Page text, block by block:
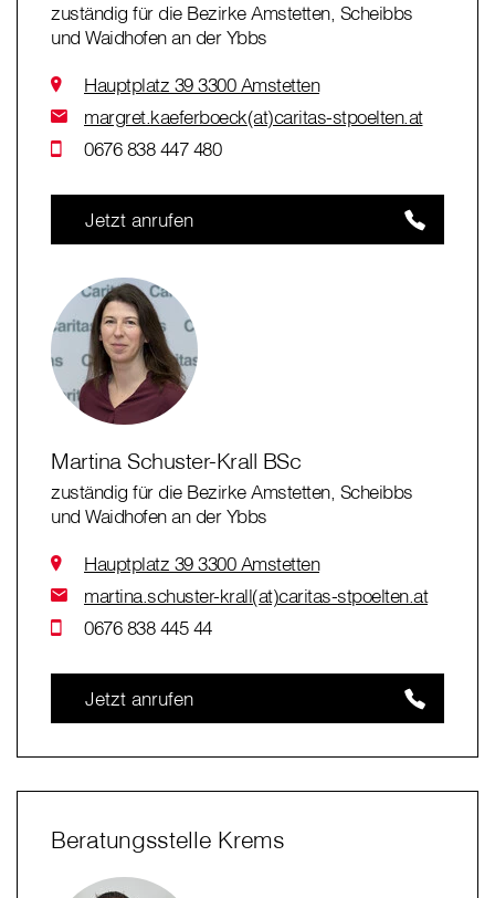
zuständig für die Bezirke Amstetten, Scheibbs
und Waidhofen an der Ybbs
Hauptplatz 39 3300 Amstetten
margret.kaeferboeck(at)caritas-stpoelten.at
0676 838 447 480
Jetzt anrufen
Martina Schuster-Krall BSc
zuständig für die Bezirke Amstetten, Scheibbs
und Waidhofen an der Ybbs
Hauptplatz 39 3300 Amstetten
martina.schuster-krall(at)caritas-stpoelten.at
0676 838 445 44
Jetzt anrufen
Beratungsstelle Krems